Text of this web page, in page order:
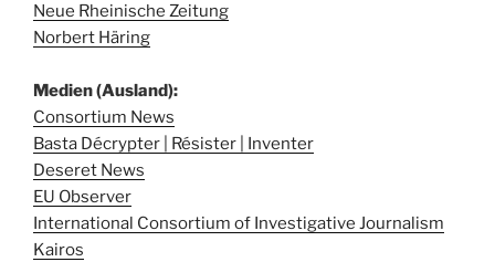
Neue Rheinische Zeitung
Norbert Häring
Medien (Ausland):
Consortium News
Basta Décrypter | Résister | Inventer
Deseret News
EU Observer
International Consortium of Investigative Journalism
Kairos